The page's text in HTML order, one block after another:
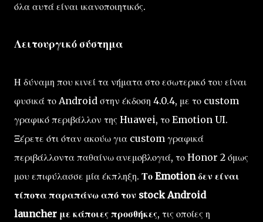
όλα αυτά είναι ικανοποιητικός.
Λειτουργικό σύστημα
Η δύναμη που κινεί τα νήματα στο εσωτερικό του είναι
φυσικά το Android στην έκδοση 4.0.4, με το custom
γραφικό περιβάλλον της Huawei, το Emotion UI.
Ξέρετε ότι όταν ακούω για custom γραφικά
περιβάλλοντα παθαίνω ανεμοβλογιά, το Honor 2 όμως
μου επιφύλασσε μία έκπληξη. Το Emotion δεν είναι
τίποτα παραπάνω από τον stock Android
launcher με κάποιες προσθήκες, τις οποίες η